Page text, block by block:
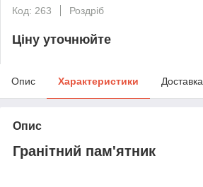
Код: 263
Роздріб
Ціну уточнюйте
Опис Характеристики Доставка
Опис
Гранітний пам'ятник